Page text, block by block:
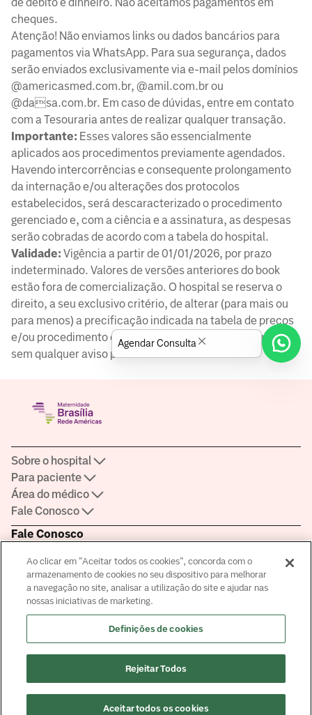
cheques.
Atenção! Não enviamos links ou dados bancários para
pagamentos via WhatsApp. Para sua segurança, dados
serão enviados exclusivamente via e-mail pelos domínios
@americasmed.com.br, @amil.com.br ou
@dasa.com.br. Em caso de dúvidas, entre em contato
com a Tesouraria antes de realizar qualquer transação.
Importante: Esses valores são essencialmente
aplicados aos procedimentos previamente agendados.
Havendo intercorrências e consequente prolongamento
da internação e/ou alterações dos protocolos
estabelecidos, será descaracterizado o procedimento
gerenciado e, com a ciência e a assinatura, as despesas
serão cobradas de acordo com a tabela do hospital.
Validade: Vigência a partir de 01/01/2026, por prazo
indeterminado. Valores de versões anteriores do book
estão fora de comercialização. O hospital se reserva o
direito, a seu exclusivo critério, de alterar (para mais ou
para menos) a precificação indicada na tabela de preços
e/ou procedimento em si (inclusive excluir ou incluir),
sem qualquer aviso prévio
Fale Conosco
Ouvidoria:4020-0013
Certificações
Saber mais sobre a certificação
Sobre o hospital
Para paciente
Área do médico
Fale Conosco
8099
Agendar Consulta
Ao clicar em "Aceitar todos os cookies", concorda com o
armazenamento de cookies no seu dispositivo para melhorar
a navegação no site, analisar a utilização do site e ajudar nas
nossas iniciativas de marketing.
Definições de cookies
Rejeitar Todos
Aceitar todos os cookies